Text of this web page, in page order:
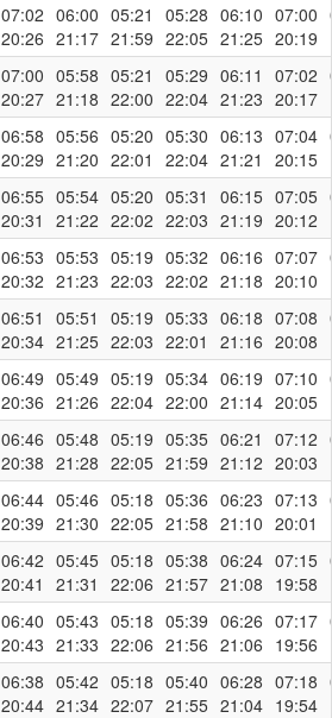
07:02
20:26
06:00
21:17
05:21
21:59
05:28
22:05
06:10
21:25
07:00
20:19
07:00
20:27
05:58
21:18
05:21
22:00
05:29
22:04
06:11
21:23
07:02
20:17
06:58
20:29
05:56
21:20
05:20
22:01
05:30
22:04
06:13
21:21
07:04
20:15
06:55
20:31
05:54
21:22
05:20
22:02
05:31
22:03
06:15
21:19
07:05
20:12
06:53
20:32
05:53
21:23
05:19
22:03
05:32
22:02
06:16
21:18
07:07
20:10
06:51
20:34
05:51
21:25
05:19
22:03
05:33
22:01
06:18
21:16
07:08
20:08
06:49
20:36
05:49
21:26
05:19
22:04
05:34
22:00
06:19
21:14
07:10
20:05
06:46
20:38
05:48
21:28
05:19
22:05
05:35
21:59
06:21
21:12
07:12
20:03
06:44
20:39
05:46
21:30
05:18
22:05
05:36
21:58
06:23
21:10
07:13
20:01
06:42
20:41
05:45
21:31
05:18
22:06
05:38
21:57
06:24
21:08
07:15
19:58
06:40
20:43
05:43
21:33
05:18
22:06
05:39
21:56
06:26
21:06
07:17
19:56
06:38
20:44
05:42
21:34
05:18
22:07
05:40
21:55
06:28
21:04
07:18
19:54